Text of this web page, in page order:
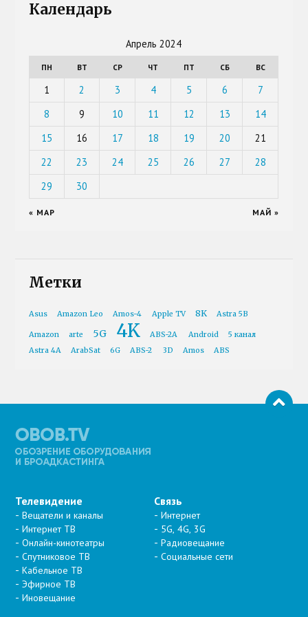
Календарь
Апрель 2024
ПН ВТ СР ЧТ ПТ СБ ВС
1 2 3 4 5 6
7
8
9 10 11 12 13
14
15
16 17 18 19 20
21
22
23 24 25 26 27
28
29
30
« МАР МАЙ »
Метки
Asus Amazon Leo Amos-4 Apple TV 8K Astra 5B
Amazon arte 5G 4K ABS-2A Android
5 канал
Astra 4A
ArabSat 6G ABS-2 3D Amos ABS
Телевидение
Вещатели и каналы
Интернет ТВ
Онлайн-кинотеатры
Спутниковое ТВ
Кабельное ТВ
Эфирное ТВ
Иновещание
Связь
Интернет
5G, 4G, 3G
Радиовещание
Социальные сети